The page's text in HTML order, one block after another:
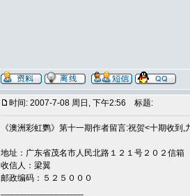
时间: 2007-7-08 周日, 下午2:56 标题:
《澳洲彩虹鹦》第十一期作者留言:祝贺<十期收到,
地址：广东省茂名市人民北路１２１号２０２信箱
收信人：梁翼
邮政编码：５２５０００